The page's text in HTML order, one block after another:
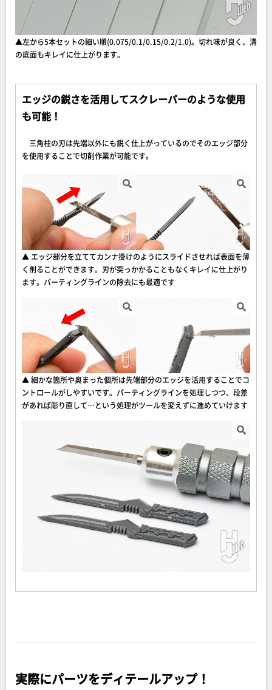
▲左から5本セットの細い順(0.075/0.1/0.15/0.2/1.0)。切れ味が良く、溝
の底面もキレイに仕上がります。
エッジの鋭さを活用してスクレーパーのような使用
も可能！
三角柱の刃は先端以外にも鋭く仕上がっているのでそのエッジ部分
を使用することで切削作業が可能です。
▲ エッジ部分を立ててカンナ掛けのようにスライドさせれば表面を薄
く削ることができます。刃が突っかかることもなくキレイに仕上がり
ます。パーティングラインの除去にも最適です
▲ 細かな箇所や奥まった個所は先端部分のエッジを活用することでコ
ントロールがしやすいです。パーティングラインを処理しつつ、段差
があれば彫り直して…という処理がツールを変えずに進めていけます
実際にパーツをディテールアップ！